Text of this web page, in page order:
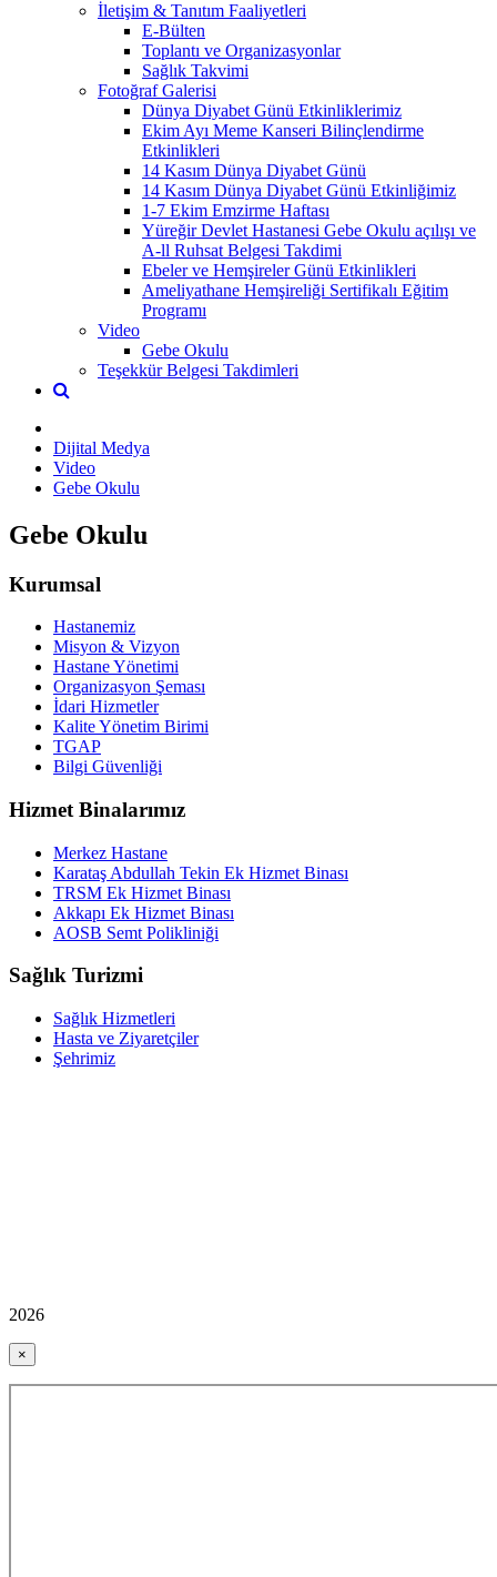
İletişim & Tanıtım Faaliyetleri
E-Bülten
Toplantı ve Organizasyonlar
Sağlık Takvimi
Fotoğraf Galerisi
Dünya Diyabet Günü Etkinliklerimiz
Ekim Ayı Meme Kanseri Bilinçlendirme
Etkinlikleri
14 Kasım Dünya Diyabet Günü
14 Kasım Dünya Diyabet Günü Etkinliğimiz
1-7 Ekim Emzirme Haftası
Yüreğir Devlet Hastanesi Gebe Okulu açılışı ve
A-ll Ruhsat Belgesi Takdimi
Ebeler ve Hemşireler Günü Etkinlikleri
Ameliyathane Hemşireliği Sertifikalı Eğitim
Programı
Video
Gebe Okulu
Teşekkür Belgesi Takdimleri
Dijital Medya
Video
Gebe Okulu
Gebe Okulu
Kurumsal
Hastanemiz
Misyon & Vizyon
Hastane Yönetimi
Organizasyon Şeması
İdari Hizmetler
Kalite Yönetim Birimi
TGAP
Bilgi Güvenliği
Hizmet Binalarımız
Merkez Hastane
Karataş Abdullah Tekin Ek Hizmet Binası
TRSM Ek Hizmet Binası
Akkapı Ek Hizmet Binası
AOSB Semt Polikliniği
Sağlık Turizmi
Sağlık Hizmetleri
Hasta ve Ziyaretçiler
Şehrimiz
2026
×